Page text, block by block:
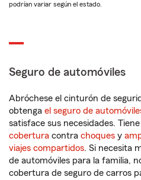
podrían variar según el estado.
Seguro de automóviles
Abróchese el cinturón de
obtenga el seguro de
satisface sus necesidades.
cobertura contra choques y
viajes compartidos. Si necesita
de automóviles para la familia,
cobertura de seguro de carros